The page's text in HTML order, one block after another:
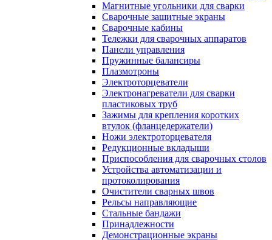
Магнитные угольники для сварки
Сварочные защитные экраны
Сварочные кабины
Тележки для сварочных аппаратов
Панели управления
Пружинные балансиры
Плазмотроны
Электроторцеватели
Электронагреватели для сварки
пластиковых труб
Зажимы для крепления коротких
втулок (фланцедержатели)
Ножи электроторцевателя
Редукционные вкладыши
Приспособления для сварочных столов
Устройства автоматизации и
протоколирования
Очистители сварных швов
Рельсы направляющие
Стальные бандажи
Принадлежности
Демонстрационные экраны